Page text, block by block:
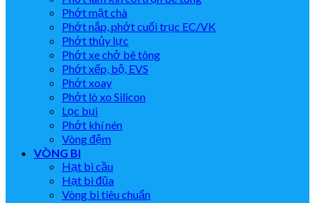
Phớt mặt chà
Phớt nắp, phớt cuối trục EC/VK
Phớt thủy lực
Phớt xe chở bê tông
Phớt xếp, bộ, EVS
Phớt xoay
Phớt lò xo Silicon
Lọc bụi
Phớt khí nén
Vòng đệm
VÒNG BI
Hạt bi cầu
Hạt bi đũa
Vòng bi tiêu chuẩn